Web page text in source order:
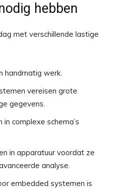
hebben
met verschillende lastige
handmatig werk.
vereisen grote
gegevens.
complexe schema’s
in apparatuur voordat ze
analyse.
embedded systemen is